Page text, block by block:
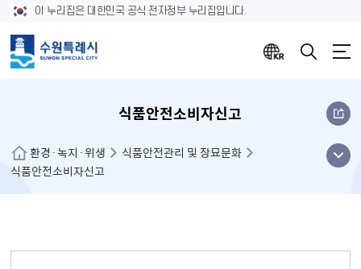
이 누리집은 대한민국 공식 전자정부 누리집입니다.
식품안전소비자신고
환경·녹지·위생
식품안전관리 및 장묘문화
식품안전소비자신고
메뉴
열기